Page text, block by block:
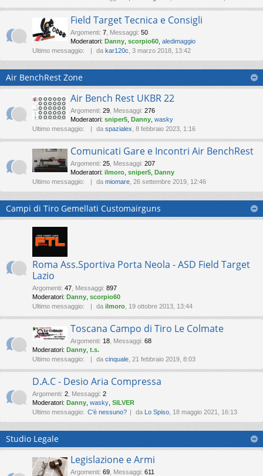
Field Target Tecnica e Consigli
Argomenti: 7 Messaggi: 50
Moderatori: Danny scorpio60 aledimaggio
Ultimo messaggio:
da kar120c , 3 marzo 2018, 13:42
Air BenchRest Zone
Air Bench Rest UKBR 22
Argomenti: 29 Messaggi: 276
Moderatori: sniper5 Danny wasky
Ultimo messaggio:
da spazialex , 8 febbraio 2023, 1:16
Comunicati Gare e Incontri Air BenchRest
Argomenti: 25 Messaggi: 207
Moderatori: ilmoro sniper5 Danny
Ultimo messaggio:
da miomare , 26 settembre 2019, 12:46
Campi di Tiro Gemellati Customairguns
Roma Ass.Sportiva Porta Neola - ASD Field Target
Lazio
Argomenti: 47 Messaggi: 897
Moderatori: Danny scorpio60
Ultimo messaggio:
da ilmoro , 19 ottobre 2013, 13:44
Toscana Campo di Tiro Le Colmate
Argomenti: 18 Messaggi: 68
Moderatori: Danny t.s.
Ultimo messaggio:
da cinquale , 21 febbraio 2019, 8:03
D.A.C - Desio Aria Compressa
Argomenti: 2 Messaggi: 2
Moderatori: Danny wasky SILVER
Ultimo messaggio: C'è nessuno? da Lo Spiso , 18 maggio 2021, 16:13
Studio Legale
Legislazione e Armi
Argomenti: 69 Messaggi: 611